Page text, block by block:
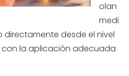
olan
medi
desde el nivel
con la aplicación adecuada